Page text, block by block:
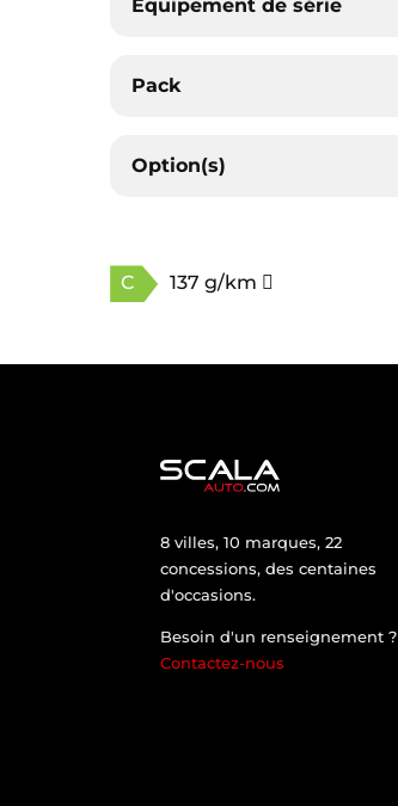
Équipement de série
Pack
Option(s)
C 137 g/km
8 villes, 10 marques, 22
concessions, des centaines
d'occasions.
Besoin d'un renseignement ?
Contactez-nous